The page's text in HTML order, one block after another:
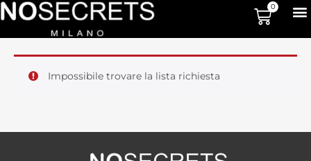
0
Impossibile trovare la lista richiesta